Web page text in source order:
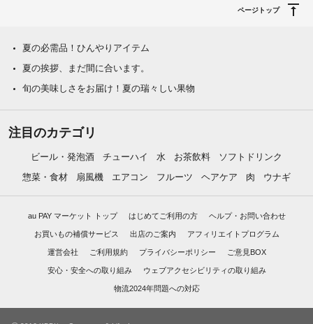
ページトップ
夏の必需品！ひんやりアイテム
夏の挨拶、まだ間に合います。
旬の美味しさをお届け！夏の瑞々しい果物
注目のカテゴリ
ビール・発泡酒 チューハイ 水 お茶飲料
ソフトドリンク
惣菜・食材
扇風機 エアコン フルーツ ヘアケア 肉 ウナギ
au PAY マーケット トップ はじめてご利用の方 ヘルプ・お問い合わせ
お買いもの補償サービス 出店のご案内 アフィリエイトプログラム
運営会社 ご利用規約 プライバシーポリシー ご意見BOX
安心・安全への取り組み ウェブアクセシビリティの取り組み
物流2024年問題への対応